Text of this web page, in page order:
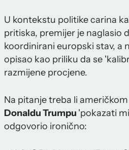
U kontekstu politike carina
pritiska, premijer je naglasio
koordinirani europski stav, a
opisao kao priliku da se
razmijene procjene.
Na pitanje treba li
Donaldu Trumpu 'pokazati
odgovorio ironično: